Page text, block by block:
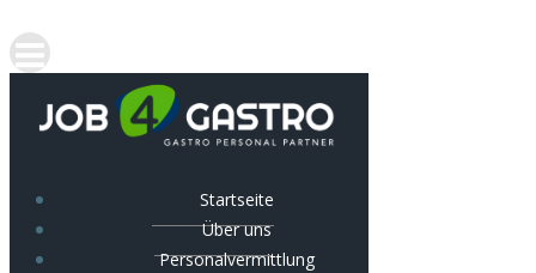
Startseite
Über uns
Personalvermittlung